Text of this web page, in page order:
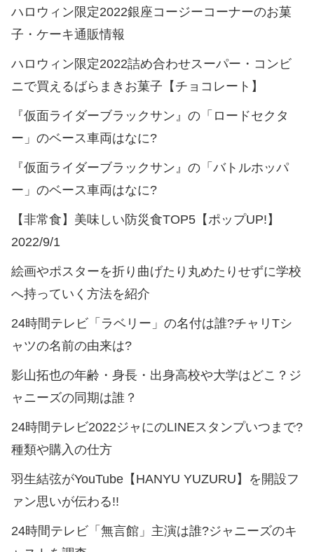
ハロウィン限定2022銀座コージーコーナーのお菓
子・ケーキ通販情報
ハロウィン限定2022詰め合わせスーパー・コンビ
ニで買えるばらまきお菓子【チョコレート】
『仮面ライダーブラックサン』の「ロードセクタ
ー」のベース車両はなに?
『仮面ライダーブラックサン』の「バトルホッパ
ー」のベース車両はなに?
【非常食】美味しい防災食TOP5【ポップUP!】
2022/9/1
絵画やポスターを折り曲げたり丸めたりせずに学校
へ持っていく方法を紹介
24時間テレビ「ラベリー」の名付は誰?チャリTシ
ャツの名前の由来は?
影山拓也の年齢・身長・出身高校や大学はどこ？ジ
ャニーズの同期は誰？
24時間テレビ2022ジャにのLINEスタンプいつまで?
種類や購入の仕方
羽生結弦がYouTube【HANYU YUZURU】を開設フ
ァン思いが伝わる!!
24時間テレビ「無言館」主演は誰?ジャニーズのキ